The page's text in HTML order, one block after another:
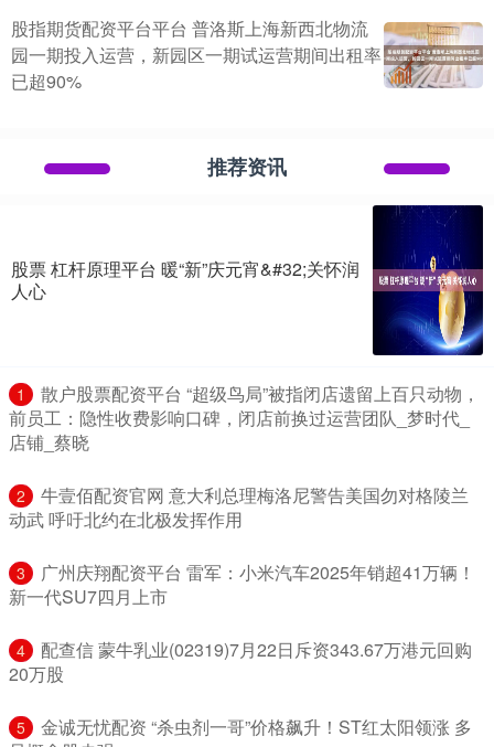
股指期货配资平台平台 普洛斯上海新西北物流
园一期投入运营，新园区一期试运营期间出租率
已超90%
推荐资讯
股票 杠杆原理平台 暖“新”庆元宵&#32;关怀润
人心
1
​散户股票配资平台 “超级鸟局”被指闭店遗留上百只动物，
前员工：隐性收费影响口碑，闭店前换过运营团队_梦时代_
店铺_蔡晓
2
​牛壹佰配资官网 意大利总理梅洛尼警告美国勿对格陵兰
动武 呼吁北约在北极发挥作用
3
​广州庆翔配资平台 雷军：小米汽车2025年销超41万辆！
新一代SU7四月上市
4
​配查信 蒙牛乳业(02319)7月22日斥资343.67万港元回购
20万股
5
​金诚无忧配资 “杀虫剂一哥”价格飙升！ST红太阳领涨 多